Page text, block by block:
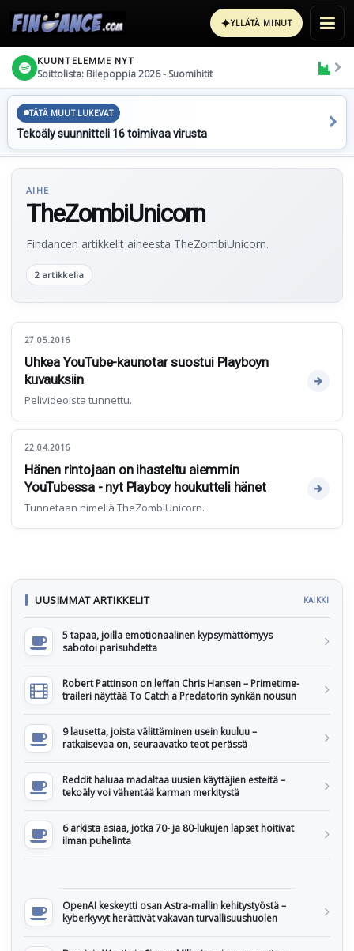
✦YLLÄTÄ MINUT
KUUNTELEMME NYT
Soittolista: Bilepoppia 2026 - Suomihitit
TÄTÄ MUUT LUKEVAT
Tekoäly suunnitteli 16 toimivaa virusta
AIHE
TheZombiUnicorn
Findancen artikkelit aiheesta TheZombiUnicorn.
2 artikkelia
27.05.2016
Uhkea YouTube-kaunotar suostui Playboyn
kuvauksiin
Pelivideoista tunnettu.
22.04.2016
Hänen rintojaan on ihasteltu aiemmin
YouTubessa - nyt Playboy houkutteli hänet
Tunnetaan nimellä TheZombiUnicorn.
UUSIMMAT ARTIKKELIT KAIKKI
5 tapaa, joilla emotionaalinen kypsymättömyys
sabotoi parisuhdetta
Robert Pattinson on leffan Chris Hansen – Primetime-
traileri näyttää To Catch a Predatorin synkän nousun
9 lausetta, joista välittäminen usein kuuluu –
ratkaisevaa on, seuraavatko teot perässä
Reddit haluaa madaltaa uusien käyttäjien esteitä –
tekoäly voi vähentää karman merkitystä
6 arkista asiaa, jotka 70- ja 80-lukujen lapset hoitivat
ilman puhelinta
OpenAI keskeytti osan Astra-mallin kehitystyöstä –
kyberkyvyt herättivät vakavan turvallisuushuolen